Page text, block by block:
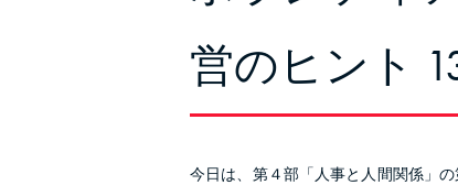
営のヒント
今日は、第４部「人事と人間関係」